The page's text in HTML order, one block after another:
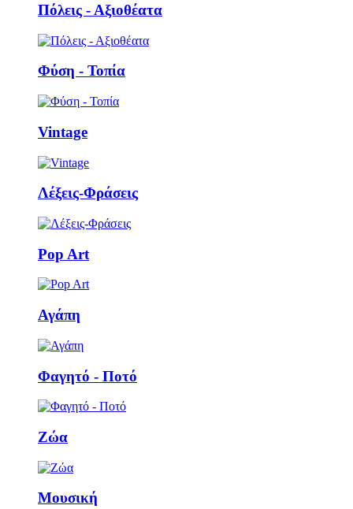
Πόλεις - Αξιοθέατα
Φύση - Τοπία
Vintage
Λέξεις-Φράσεις
Pop Art
Αγάπη
Φαγητό - Ποτό
Ζώα
Μουσική